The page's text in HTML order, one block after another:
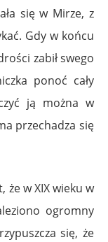
się w Mirze, z
Gdy w końcu
zabił swego
ponoć cały
ją można w
przechadza się
że w XIX wieku w
ogromny
się, że